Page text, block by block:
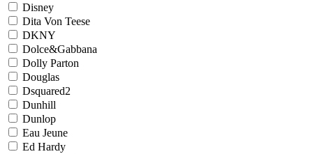
Disney
Dita Von Teese
DKNY
Dolce&Gabbana
Dolly Parton
Douglas
Dsquared2
Dunhill
Dunlop
Eau Jeune
Ed Hardy